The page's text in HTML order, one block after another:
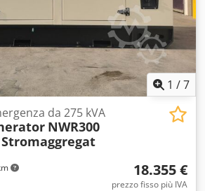
930x1250mm Peso: 930 kg
lt 100% carico l/h 7.3 75% carico l/h
Monitoraggio della rete,
per l'uso immediato. costi
per il trasferimento automatico: 500€
1 /7
da 275 kVA
NWR300
18.355 €
prezzo fisso più IVA